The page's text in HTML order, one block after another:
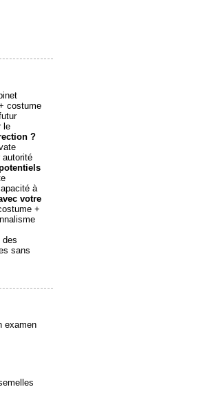
costume
le
?
autorité
à
votre
+
des
sans
examen